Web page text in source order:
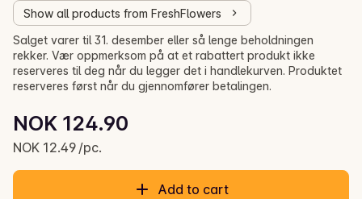
Show all products from FreshFlowers
Current price is: NOK 124.90
NOK 124.90
NOK 12.49 /pc.
Unit price: NOK 12.49 /pc.
Salget varer til 31. desember eller så lenge beholdningen
rekker. Vær oppmerksom på at et rabattert produkt ikke
reserveres til deg når du legger det i handlekurven. Produktet
reserveres først når du gjennomfører betalingen.
Add to cart